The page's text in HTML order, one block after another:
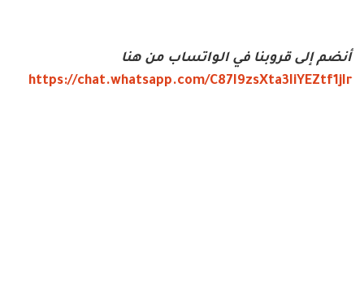
أنضم إلى قروبنا في الواتساب من هنا
https://chat.whatsapp.com/C87I9zsXta3IiYEZtf1jIr